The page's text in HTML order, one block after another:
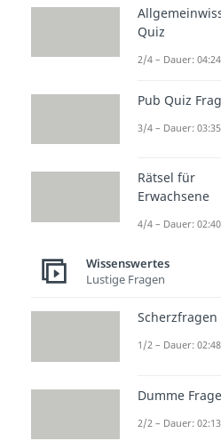
Nach
Studyflix zu
dich lieb“
wenn sich
entwickelt
füreinander
Zuneigung
überstürzt zu
Oft wird
verwendet,
zu halten
bevor
Quiz
2/4 – Dauer: 04:24
Pub Quiz
3/4 – Dauer: 03:35
Rätsel für
Erwachsene
4/4 – Dauer: 02:40
Wissenswertes
Lustige Fragen
Scherzfragen
1/2 – Dauer: 02:48
Dumme
2/2 – Dauer: 02:13